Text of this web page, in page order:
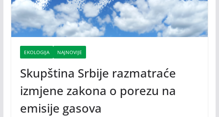
EKOLOGIJA NAJNOVIJE
Skupština Srbije razmatraće
izmjene zakona o porezu na
emisije gasova